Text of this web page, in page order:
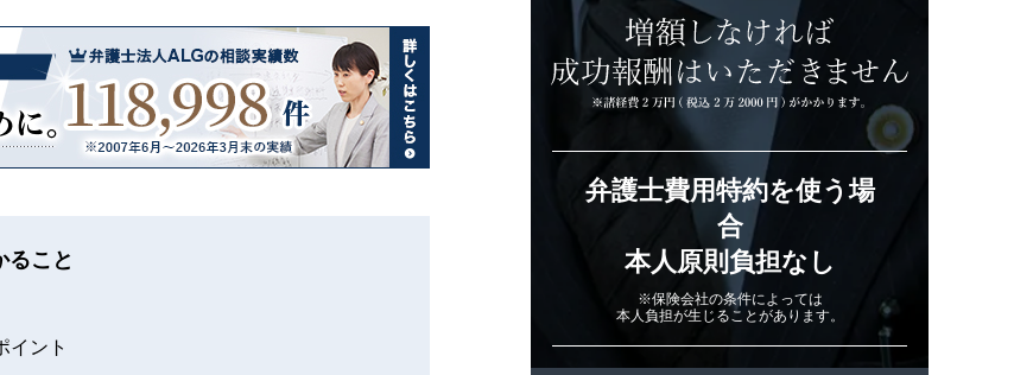
ること
イント
弁護士費用特約を使う場
合
本人原則負担なし
※保険会社の条件によっては
本人負担が生じることがあります。